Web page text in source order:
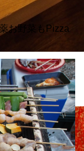
いいですね。
お野菜もPizza